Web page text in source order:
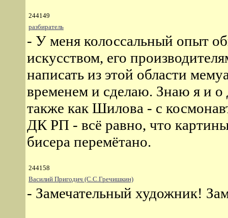
244149
разбиратель
- У меня колоссальный опыт
искусством, его
написать из этой области
временем и сделаю. Знаю я и
также как Шилова - с
ДК РП - всё равно, что
бисера перемётано.
244158
Василий Пригодич (С.С.Гречишкин)
- Замечательный художник!